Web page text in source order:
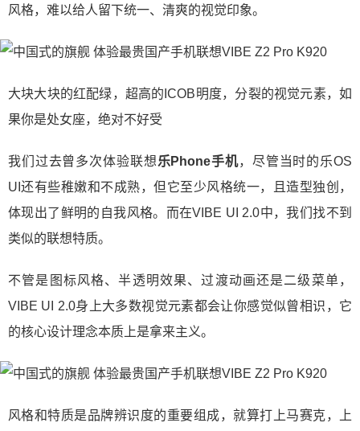
风格，难以给人留下统一、清爽的视觉印象。
大块大块的红配绿，超高的ICOB明度，分裂的视觉元素，如
果你是处女座，绝对不好受
我们过去曾多次体验联想乐Phone手机，尽管当时的乐OS
UI还有些稚嫩和不成熟，但它至少风格统一，且造型独创，
体现出了鲜明的自我风格。而在VIBE UI 2.0中，我们找不到
类似的联想特质。
不管是图标风格、半透明效果、过渡动画还是二级菜单，
VIBE UI 2.0身上大多数视觉元素都会让你感觉似曾相识，它
的核心设计理念本质上是拿来主义。
风格和特质是品牌辨识度的重要组成，就算打上马赛克，上